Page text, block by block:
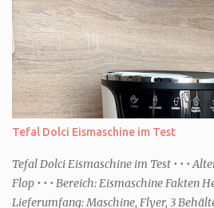
Urlaub Entspannung und Wellness.
uns doch herausfinden, welcher
GENIESSER Egal, ob Strand oder
gutes Essen, ein guter Wein oder
dazu. Ihr liebt es Sonnenuntergänge zu
einfach jeden Moment. Dann seid ihr
Hier empfehle ich tatsächlich Düfte die
einem frisch-fruchtigen Duft, wie die
“ Sommer Flirt ...
Tefal Dolci Eismaschine im Test
Tefal Dolci Eismaschine im Test • • •
Flop • • • Bereich: Eismaschine Fakten
Lieferumfang: Maschine, Flyer, 3